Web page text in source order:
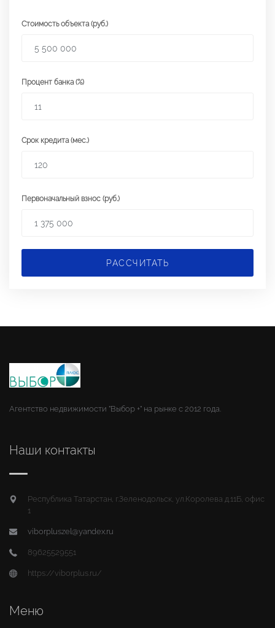
Стоимость объекта (руб.)
Процент банка (%)
Срок кредита (мес.)
Первоначальный взнос (руб.)
РАССЧИТАТЬ
Агентство недвижимости "Выбор +" на рынке с 2012 года.
Наши контакты
Республика Татарстан, г.Зеленодольск, ул.Королева д.11Б, офис
1
viborpluszel@yandex.ru
89625529551
https://viborplus.ru/
Меню